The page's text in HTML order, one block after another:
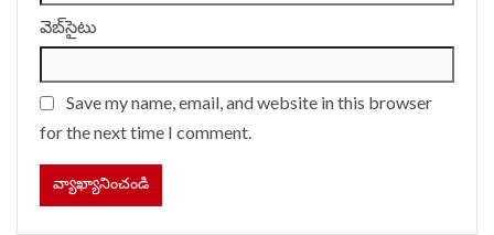
వెబ్‌సైటు
Save my name, email, and website in this browser
for the next time I comment.